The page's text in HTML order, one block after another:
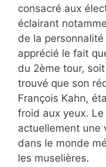
consacré aux
éclairant
de la personnalité
apprécié le fait
du 2ème tour,
trouvé que son
François Kahn,
froid aux yeux.
actuellement une
dans le monde
les muselières.